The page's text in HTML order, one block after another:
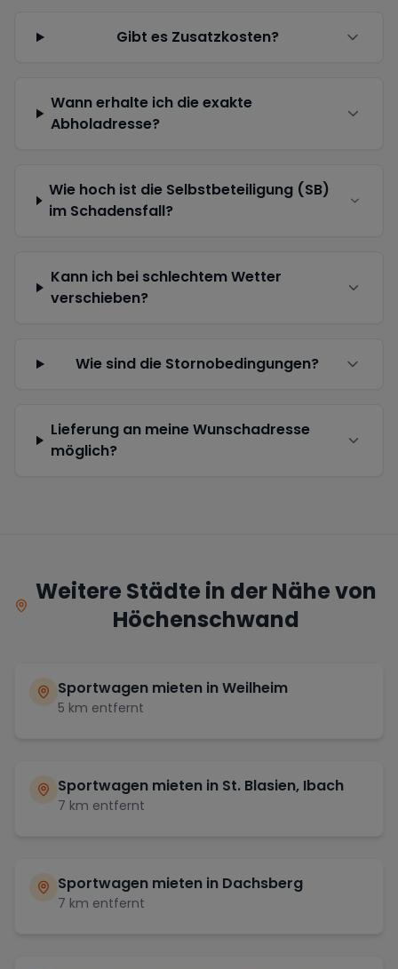
Gibt es Zusatzkosten?
Wann erhalte ich die exakte
Abholadresse?
Wie hoch ist die Selbstbeteiligung (SB)
im Schadensfall?
Kann ich bei schlechtem Wetter
verschieben?
Wie sind die Stornobedingungen?
Lieferung an meine Wunschadresse
möglich?
Weitere Städte in der Nähe von
Höchenschwand
Sportwagen mieten inWeilheim
5 km entfernt
Sportwagen mieten in St. Blasien, Ibach
7 km entfernt
Sportwagen mieten in Dachsberg
7 km entfernt